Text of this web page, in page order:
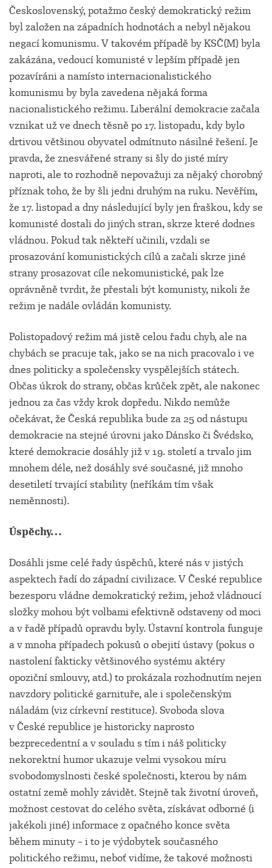
Československý, potažmo český demokratický režim
byl založen na západních hodnotách a nebyl nějakou
negací komunismu. V takovém případě by KSČ(M) byla
zakázána, vedoucí komunisté v lepším případě jen
pozavíráni a namísto internacionalistického
komunismu by byla zavedena nějaká forma
nacionalistického režimu. Liberální demokracie začala
vznikat už ve dnech těsně po 17. listopadu, kdy bylo
drtivou většinou obyvatel odmítnuto násilné řešení. Je
pravda, že znesvářené strany si šly do jisté míry
naproti, ale to rozhodně nepovažuji za nějaký chorobný
příznak toho, že by šli jedni druhým na ruku. Nevěřím,
že 17. listopad a dny následující byly jen fraškou, kdy se
komunisté dostali do jiných stran, skrze které dodnes
vládnou. Pokud tak někteří učinili, vzdali se
prosazování komunistických cílů a začali skrze jiné
strany prosazovat cíle nekomunistické, pak lze
oprávněně tvrdit, že přestali být komunisty, nikoli že
režim je nadále ovládán komunisty.
Polistopadový režim má jistě celou řadu chyb, ale na
chybách se pracuje tak, jako se na nich pracovalo i ve
dnes politicky a společensky vyspělejších státech.
Občas úkrok do strany, občas krůček zpět, ale nakonec
jednou za čas vždy krok dopředu. Nikdo nemůže
očekávat, že Česká republika bude za 25 od nástupu
demokracie na stejné úrovni jako Dánsko či Švédsko,
které demokracie dosáhly již v 19. století a trvalo jim
mnohem déle, než dosáhly své současné, již mnoho
desetiletí trvající stability (neříkám tím však
neměnnosti).
Úspěchy…
Dosáhli jsme celé řady úspěchů, které nás v jistých
aspektech řadí do západní civilizace. V České republice
bezesporu vládne demokratický režim, jehož vládnoucí
složky mohou být volbami efektivně odstaveny od moci
a v řadě případů opravdu byly. Ústavní kontrola funguje
a v mnoha případech pokusů o obejití ústavy (pokus o
nastolení fakticky většinového systému aktéry
opoziční smlouvy, atd.) to prokázala rozhodnutím nejen
navzdory politické garnituře, ale i společenským
náladám (viz církevní restituce). Svoboda slova
v České republice je historicky naprosto
bezprecedentní a v souladu s tím i náš politicky
nekorektní humor ukazuje velmi vysokou míru
svobodomyslnosti české společnosti, kterou by nám
ostatní země mohly závidět. Stejně tak životní úroveň,
možnost cestovat do celého světa, získávat odborné (i
jakékoli jiné) informace z opačného konce světa
během minuty – i to je výdobytek současného
politického režimu, neboť vidíme, že takové možnosti